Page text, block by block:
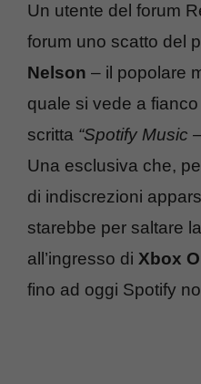
Un utente del forum
forum uno scatto del
Nelson – il popolare
quale si vede a
scritta “Spotify Music
Una esclusiva che,
di indiscrezioni
starebbe per saltare
all’ingresso di Xbox
fino ad oggi Spotify